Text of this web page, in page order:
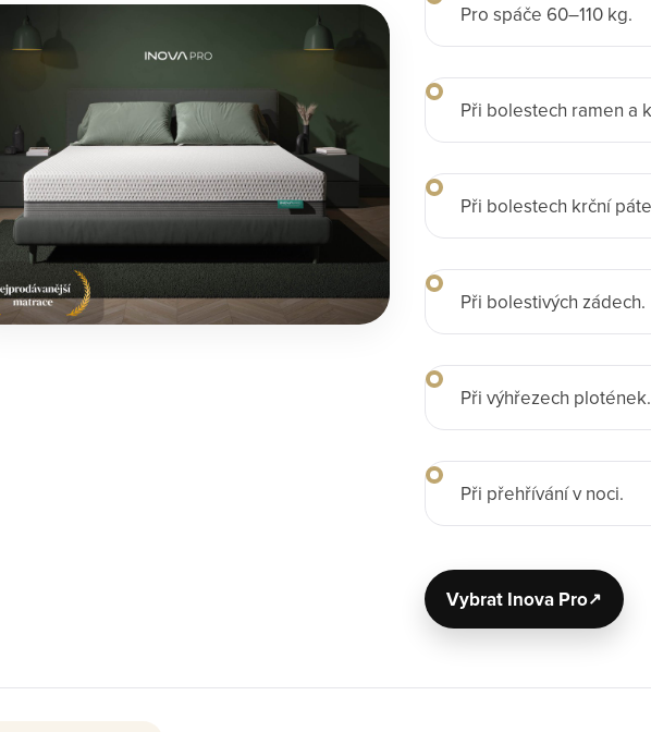
Pro spáče 60–110 kg.
Při bolestech ramen a
Při bolestech krční
Při bolestivých zádech.
Při výhřezech plotének.
Při přehřívání v noci.
Vybrat Inova Pro